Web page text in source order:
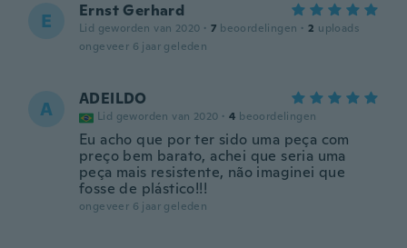
E Ernst Gerhard
Lid geworden van 2020 · 7 beoordelingen · 2 uploads
ongeveer 6 jaar geleden
A ADEILDO
Lid geworden van 2020 · 4 beoordelingen
Eu acho que por ter sido uma peça com
preço bem barato, achei que seria uma
peça mais resistente, não imaginei que
fosse de plástico!!!
ongeveer 6 jaar geleden